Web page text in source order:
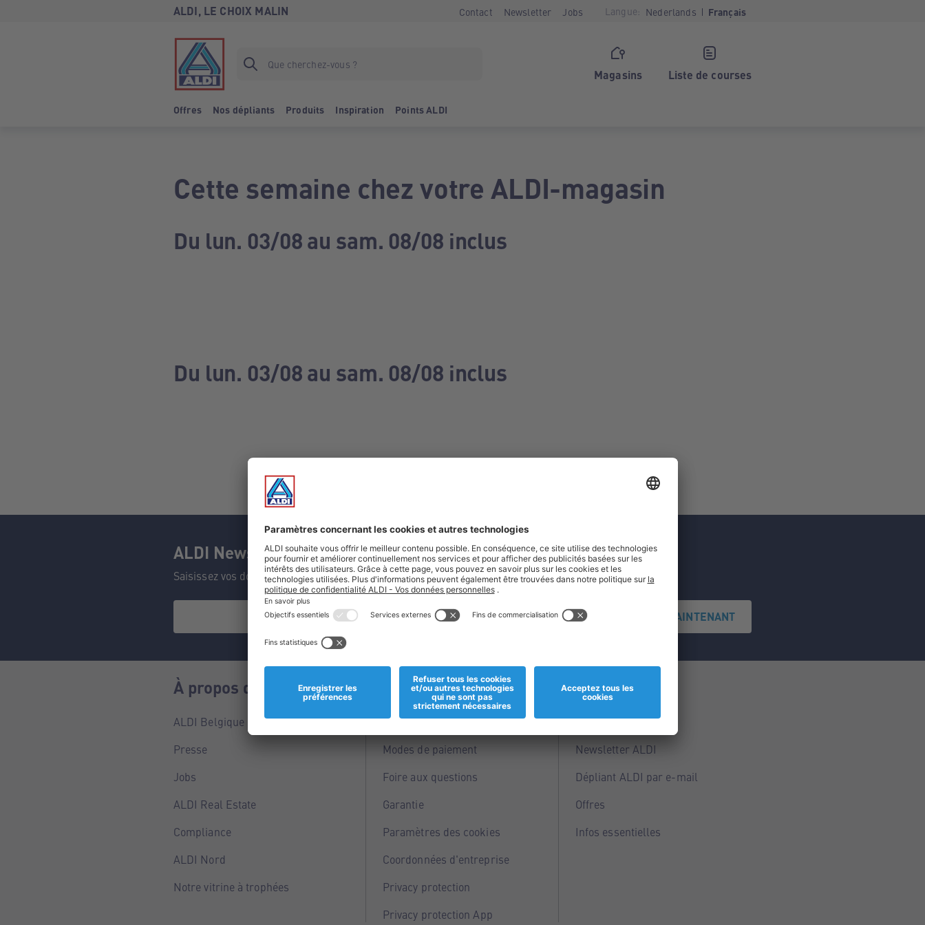
ALDI, LE CHOIX MALIN Contact Newsletter Jobs Langue: Nederlands Français
Magasins Liste de courses
Offres Nos dépliants Produits Inspiration Points ALDI
Cette semaine chez votre ALDI-magasin
Du lun. 03/08 au sam. 08/08 inclus
Du lun. 03/08 au sam. 08/08 inclus
ALDI Newsletter
Saisissez vos données et ne manquez aucune de nos offres.
S'INSCRIRE MAINTENANT
À propos de nous
ALDI Belgique
Presse
Jobs
ALDI Real Estate
Compliance
ALDI Nord
Notre vitrine à trophées
Informations
Magasins
Modes de paiement
Foire aux questions
Garantie
Paramètres des cookies
Coordonnées d'entreprise
Privacy protection
Privacy protection App
Service
Points ALDI
Newsletter ALDI
Dépliant ALDI par e-mail
Offres
Infos essentielles